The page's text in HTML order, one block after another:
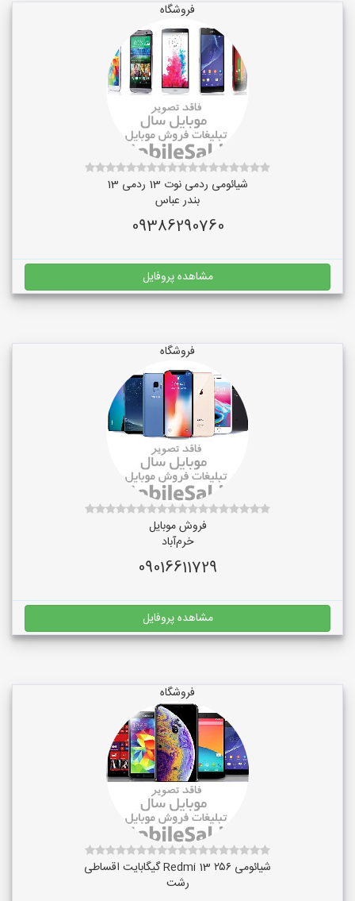
فروشگاه
شیائومی ردمی نوت 13 ردمی 13
بندر عباس
09386290760
مشاهده پروفایل
فروشگاه
فروش موبایل
خرم‌آباد
09016611729
مشاهده پروفایل
فروشگاه
شیائومی Redmi 13 ۲۵۶ گیگابایت اقساطی
رشت